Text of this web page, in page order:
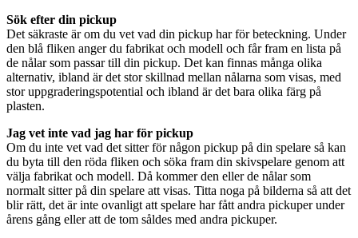
Sök efter din pickup
Det säkraste är om du vet vad din pickup har för beteckning. Under
den blå fliken anger du fabrikat och modell och får fram en lista på
de nålar som passar till din pickup. Det kan finnas många olika
alternativ, ibland är det stor skillnad mellan nålarna som visas, med
stor uppgraderingspotential och ibland är det bara olika färg på
plasten.
Jag vet inte vad jag har för pickup
Om du inte vet vad det sitter för någon pickup på din spelare så kan
du byta till den röda fliken och söka fram din skivspelare genom att
välja fabrikat och modell. Då kommer den eller de nålar som
normalt sitter på din spelare att visas. Titta noga på bilderna så att det
blir rätt, det är inte ovanligt att spelare har fått andra pickuper under
årens gång eller att de tom såldes med andra pickuper.